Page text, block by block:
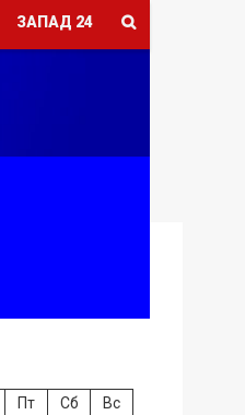
ЗАПАД 24
Пт Сб Вс